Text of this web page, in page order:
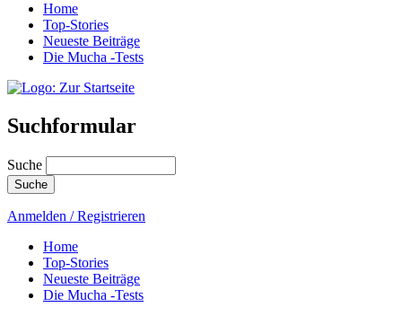
Home
Top-Stories
Neueste Beiträge
Die Mucha -Tests
Suchformular
Suche
Anmelden / Registrieren
Home
Top-Stories
Neueste Beiträge
Die Mucha -Tests